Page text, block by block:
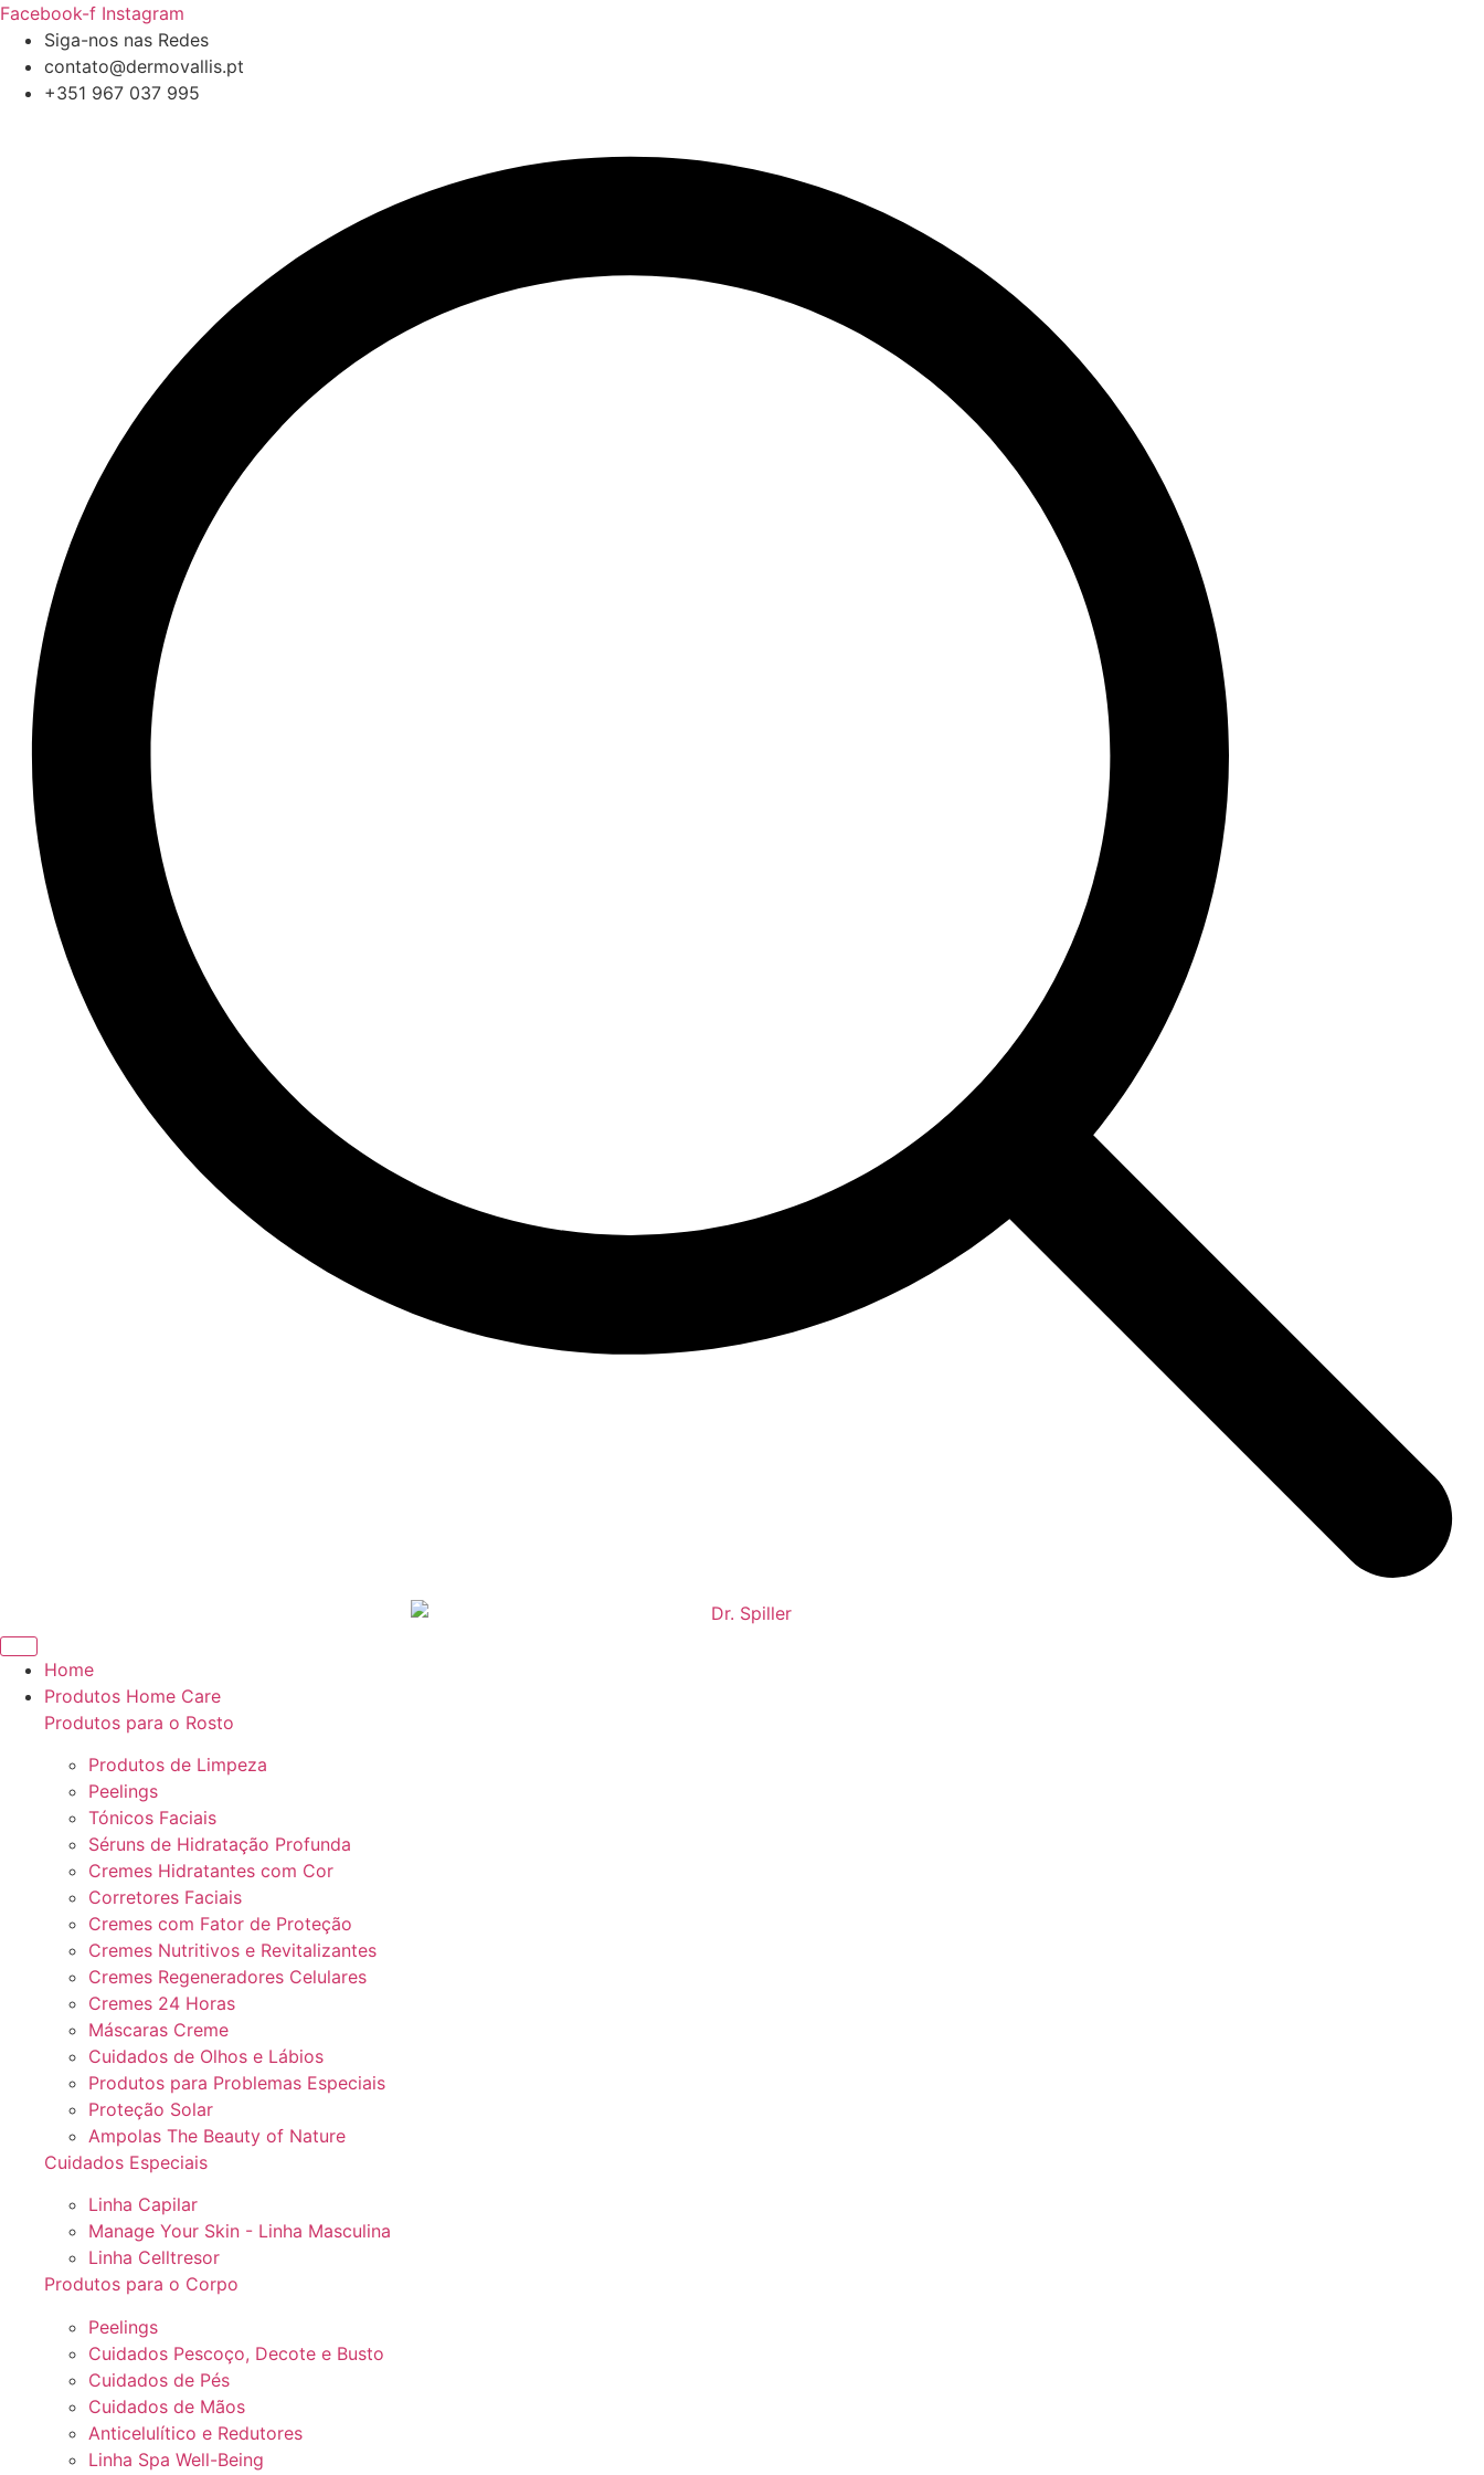
Pular
para
conteúdo
Facebook-f Instagram
Siga-nos nas Redes
contato@dermovallis.pt
+351 967 037 995
Home
Produtos Home Care
Produtos para o Rosto
Produtos de Limpeza
Peelings
Tónicos Faciais
Séruns de Hidratação Profunda
Cremes Hidratantes com Cor
Corretores Faciais
Cremes com Fator de Proteção
Cremes Nutritivos e Revitalizantes
Cremes Regeneradores Celulares
Cremes 24 Horas
Máscaras Creme
Cuidados de Olhos e Lábios
Produtos para Problemas Especiais
Proteção Solar
Ampolas The Beauty of Nature
Cuidados Especiais
Linha Capilar
Manage Your Skin - Linha Masculina
Linha Celltresor
Produtos para o Corpo
Peelings
Cuidados Pescoço, Decote e Busto
Cuidados de Pés
Cuidados de Mãos
Anticelulítico e Redutores
Linha Spa Well-Being